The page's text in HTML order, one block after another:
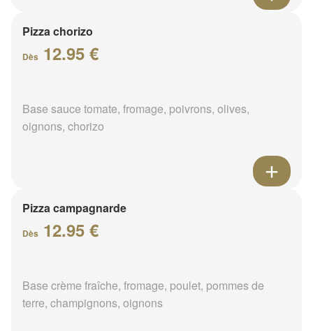
Pizza chorizo
Dès 12.95 €
Base sauce tomate, fromage, poivrons, olives,
oignons, chorizo
Pizza campagnarde
Dès 12.95 €
Base crème fraîche, fromage, poulet, pommes de
terre, champignons, oignons